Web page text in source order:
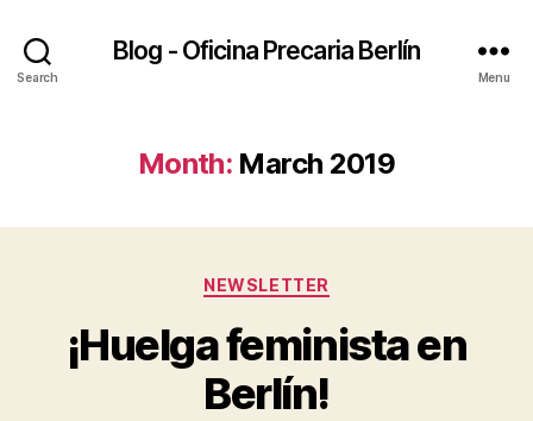
Search
Blog - Oficina Precaria Berlín
Menu
Month: March 2019
Categories
NEWSLETTER
¡Huelga feminista en
Berlín!